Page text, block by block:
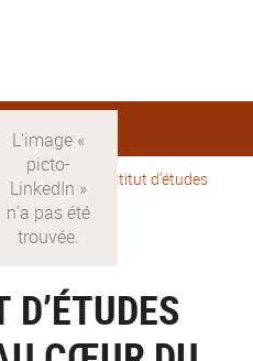
> Un Institut d’études